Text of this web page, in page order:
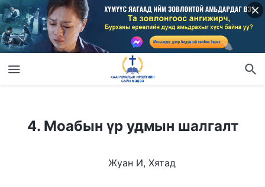
4. Моабын үр удмын шалгалт
4. Моабын үр удмын шалгалт
Жуан И, Хятад